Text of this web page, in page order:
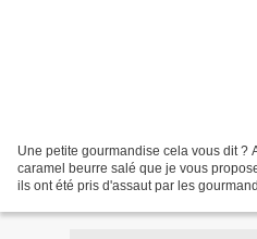
Une petite gourmandise cela vous dit ?
caramel beurre salé que je vous
ils ont été pris d'assaut par les